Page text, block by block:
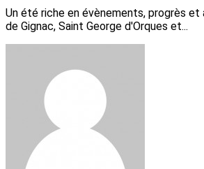
Un été riche en évènements, progrès
de Gignac, Saint George d'Orques et...